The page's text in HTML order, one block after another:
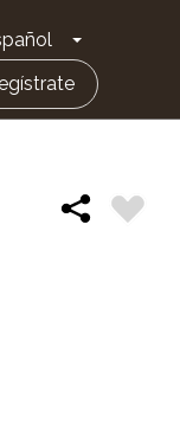
Toggle